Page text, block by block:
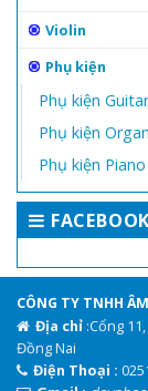
Violin
Phụ kiện
Phụ kiện Guitar
Phụ kiện Organ
Phụ kiện Piano
FACEBOOK
CÔNG TY TNHH
Địa chỉ :Cổng
Đồng Nai
Điện Thoại :